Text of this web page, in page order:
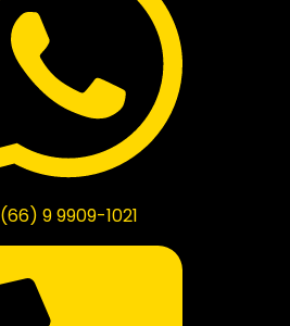
(66) 9 9909-1021